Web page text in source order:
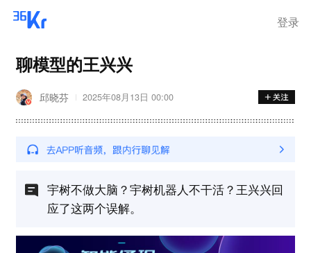
登录
聊模型的王兴兴
邱晓芬 2025年08月13日 00:00
宇树不做大脑？宇树机器人不干活？王兴兴回
应了这两个误解。